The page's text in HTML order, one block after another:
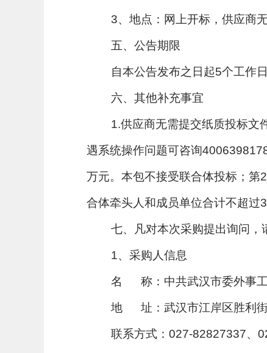
3、地点：网上开标，供应商
五、公告期限
自本公告发布之日起5个工作日
六、其他补充事宜
1.供应商无需提交纸质投标文
遇系统操作问题可咨询
万元。本包不接受联合体投标；第
合体牵头人和成员单位合计不超过3
七、凡对本次采购提出询问，
1、采购人信息
名 称：中共武汉市委外事工
地 址：武汉市江岸区胜利
联系方式：027-82827337、